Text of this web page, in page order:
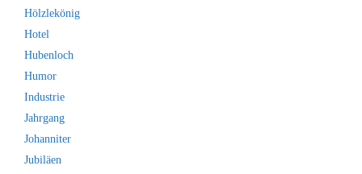
Hölzlekönig
Hotel
Hubenloch
Humor
Industrie
Jahrgang
Johanniter
Jubiläen